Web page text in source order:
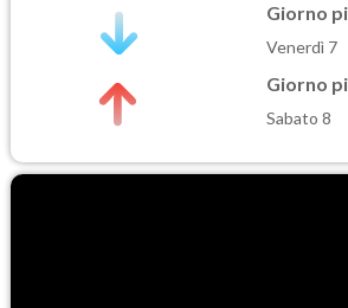
Giorno
Venerdì 7
Giorno
Sabato 8